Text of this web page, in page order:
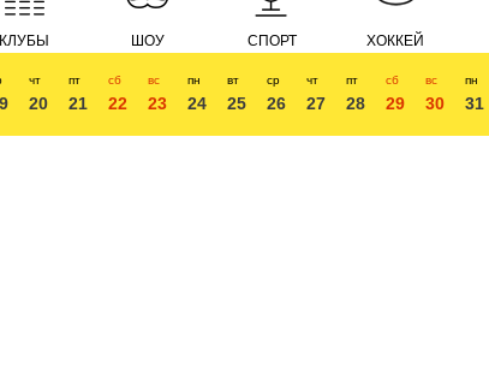
КЛУБЫ ШОУ СПОРТ ХОККЕЙ
чт
20
пт
21
сб
22
вс
23
пн
24
вт
25
ср
26
чт
27
пт
28
сб
29
вс
30
пн
31